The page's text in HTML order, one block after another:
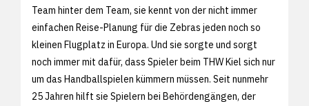
Team hinter dem Team, sie kennt von der nicht immer
einfachen Reise-Planung für die Zebras jeden noch so
kleinen Flugplatz in Europa. Und sie sorgte und sorgt
noch immer mit dafür, dass Spieler beim THW Kiel sich nur
um das Handballspielen kümmern müssen. Seit nunmehr
25 Jahren hilft sie Spielern bei Behördengängen, der